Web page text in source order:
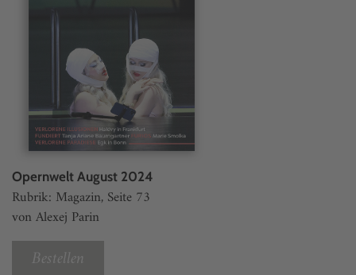
Opernwelt August 2024
Rubrik: Magazin, Seite 73
von Alexej Parin
Bestellen